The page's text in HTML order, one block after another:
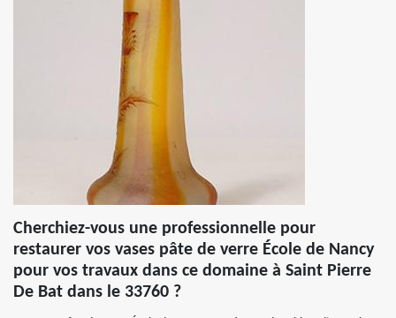
Cherchiez-vous une professionnelle pour
restaurer vos vases pâte de verre École de Nancy
pour vos travaux dans ce domaine à Saint Pierre
De Bat dans le 33760 ?